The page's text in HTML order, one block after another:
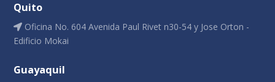
Quito
Oficina No. 604 Avenida Paul Rivet n30-54 y Jose Orton -
Edificio Mokai
Guayaquil